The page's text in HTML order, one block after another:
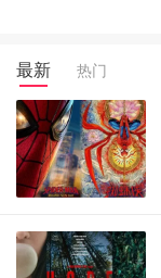
最新 热门